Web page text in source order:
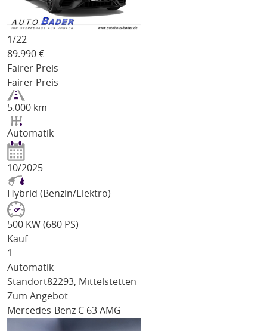
1/22
89.990 €
Fairer Preis
Fairer Preis
5.000 km
Automatik
10/2025
Hybrid (Benzin/Elektro)
500 KW (680 PS)
Kauf
1
Automatik
Standort82293, Mittelstetten
Zum Angebot
Mercedes-Benz C 63 AMG